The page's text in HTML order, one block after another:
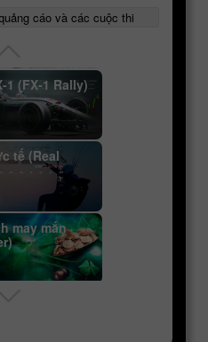
thể của các
tệ
chính: cặp
giá, spread
cáo và các cuộc thi
InstaForex
Race)
1 (FX-1 Rally)
tế (Real
may mắn